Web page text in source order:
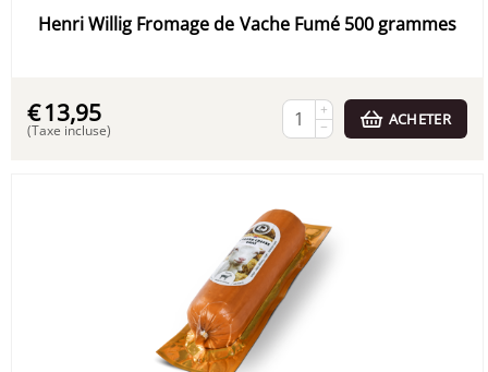
Henri Willig Fromage de Vache Fumé 500 grammes
€13,95
(Taxe incluse)
+
−
ACHETER